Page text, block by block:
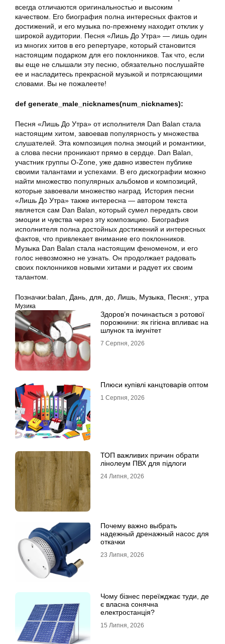
всегда отличаются оригинальностью и высоким
качеством. Его биография полна интересных фактов и
достижений, и его музыка по-прежнему находит отклик у
широкой аудитории. Песня «Лишь До Утра» — лишь один
из многих хитов в его репертуаре, который становится
настоящим подарком для его поклонников. Так что, если
вы еще не слышали эту песню, обязательно послушайте
ее и насладитесь прекрасной музыкой и потрясающими
словами. Вы не пожалеете!
def generate_male_nicknames(num_nicknames):
Песня «Лишь До Утра» от исполнителя Dan Balan стала
настоящим хитом, завоевав популярность у множества
слушателей. Эта композиция полна эмоций и романтики,
а слова песни проникают прямо в сердце. Dan Balan,
участник группы O-Zone, уже давно известен публике
своими талантами и успехами. В его дискографии можно
найти множество популярных альбомов и композиций,
которые завоевали множество наград. История песни
«Лишь До Утра» также интересна — автором текста
является сам Dan Balan, который сумел передать свои
эмоции и чувства через эту композицию. Биография
исполнителя полна достойных достижений и интересных
фактов, что привлекает внимание его поклонников.
Музыка Dan Balan стала настоящим феноменом, и его
голос невозможно не узнать. Он продолжает радовать
своих поклонников новыми хитами и радует их своим
талантом.
Позначки:balan, Дань, для, до, Лишь, Музыка, Песня:, утра
Музика
Здоров’я починається з ротової
порожнини: як гігієна впливає на
шлунок та імунітет
7 Серпня, 2026
Плюси купівлі канцтоварів оптом
1 Серпня, 2026
ТОП важливих причин обрати
лінолеум ПВХ для підлоги
24 Липня, 2026
Почему важно выбрать
надежный дренажный насос для
откачки
23 Липня, 2026
Чому бізнес переїжджає туди, де
є власна сонячна
електростанція?
15 Липня, 2026